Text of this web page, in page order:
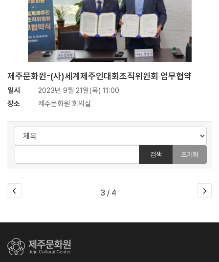
제주문화원-(사)세계제주인대회조직위원회 업무협약
일시
2023년 9월 21일(목) 11:00
장소
제주문화원 회의실
검색 초기화
3 / 4